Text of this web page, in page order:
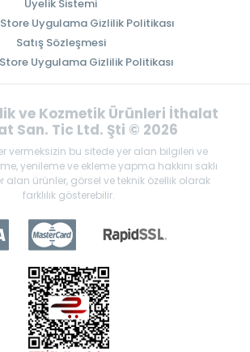
Üyelik Sistemi
Uygulama Gizlilik Politikası
Satış Sözleşmesi
Uygulama Gizlilik Politikası
ve Kozmetik Ürünleri İthalat
San. Tic Ltd. Şti © 2026
vermeksizin bu sitede yer alan bilgileri ve
yenileme ve ekleme yapma hakkını saklı
alan ürünler, görsel ve teknik özellik olarak
farklılık gösterebilir.